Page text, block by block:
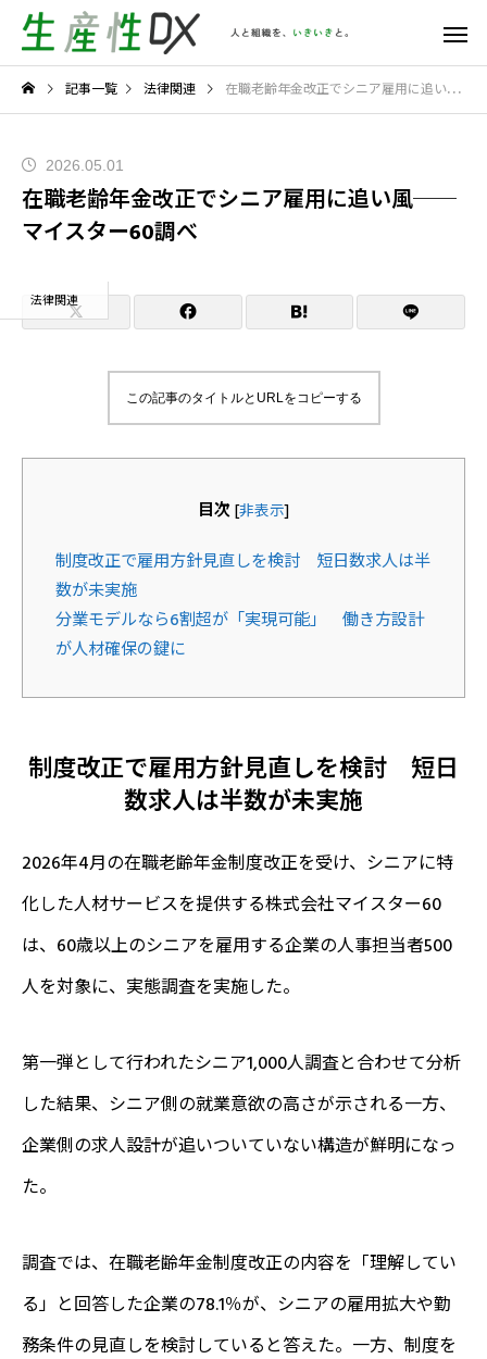
記事一覧 法律関連 在職老齢年金改正でシニア雇用に追い風──マイスター60調べ
2026.05.01
在職老齢年金改正でシニア雇用に追い風──
マイスター60調べ
法律関連
この記事のタイトルとURLをコピーする
目次 [非表示]
制度改正で雇用方針見直しを検討 短日数求人は半
数が未実施
分業モデルなら6割超が「実現可能」 働き方設計
が人材確保の鍵に
制度改正で雇用方針見直しを検討 短日
数求人は半数が未実施
2026年4月の在職老齢年金制度改正を受け、シニアに特
化した人材サービスを提供する株式会社マイスター60
は、60歳以上のシニアを雇用する企業の人事担当者500
人を対象に、実態調査を実施した。
第一弾として行われたシニア1,000人調査と合わせて分析
した結果、シニア側の就業意欲の高さが示される一方、
企業側の求人設計が追いついていない構造が鮮明になっ
た。
調査では、在職老齢年金制度改正の内容を「理解してい
る」と回答した企業の78.1％が、シニアの雇用拡大や勤
務条件の見直しを検討していると答えた。一方、制度を